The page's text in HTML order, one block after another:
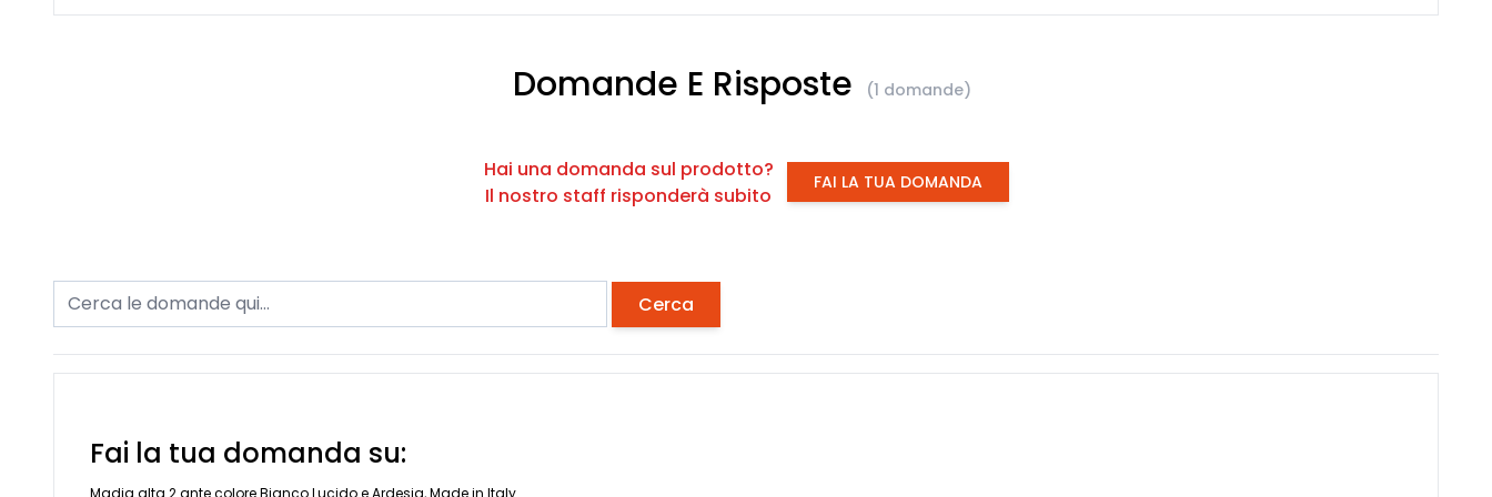
Domande E Risposte (1 domande)
Hai una domanda sul prodotto?
Il nostro staff risponderà subito
FAI LA TUA DOMANDA
Cerca
Fai la tua domanda su: